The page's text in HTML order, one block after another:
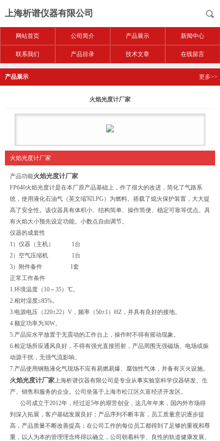
上海析谱仪器有限公司
网站首页 公司简介 产品展示 新闻中心
联系我们 产品目录 技术文章 在线留言
产品展示 更多>>
火焰光度计厂家
火焰光度计厂家
产品功能火焰光度计厂家
FP640火焰光度计是在本厂原产品基础上，作了很大的改进，简化了气路系
统，使用液化石油气（英文缩写LPG）为燃料。搭载了熄火保护装置，大大提
高了安全性。该仪器具有体积小、结构简单、操作简便、稳定可靠等优点。具
有火焰大小预先设定功能。小数点自由调节。
仪器的成套性
1）仪器（主机） 1台
2）空气压缩机 1台
3）附件备件 1套
正常工作条件
1.环境温度（10～35）℃。
2.相对湿度≤85%。
3.电源电压（220±22）V，频率（50±1）HZ，并具有良好的接地。
4.额定功率为30W。
5.产品应水平放置于无震动的工作台上，操作时不得有摇动现象。
6.检定场所应通风良好，不得有强光直接照射，产品周围无强磁场、电场或振
动源干扰，无强气流影响。
7.产品使用钢瓶液化气现场不应有易燃易爆、腐蚀性气体，并备有灭火设施。
火焰光度计厂家 上海析谱仪器有限公司是专业从事实验室科学仪器研发、生
产、销售和服务的企业。公司坐落于上海市松江区久富经济开发区。
公司成立于2012年，经过近5年的艰苦创业，这几年年来，国内外市场得
到深入拓展，客户基础发展良好；产品序列不断丰富，员工质量意识逐步提
高，产品质量不断改善提高；在公司工作的每位员工都得到了足够的重视和尊
重，以人为本的管理理念终得以确立，公司朝着科学、良性的轨道健康发展。